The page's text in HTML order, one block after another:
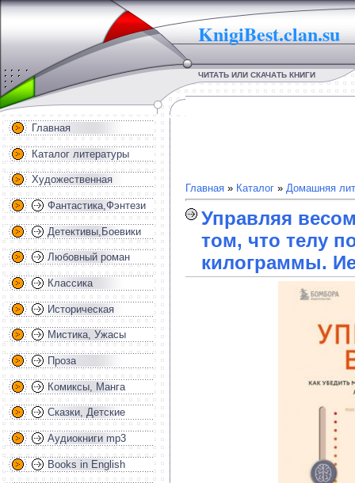
KnigiBest.clan.su
ЧИТАТЬ ИЛИ СКАЧАТЬ КНИГИ
Главная
Каталог литературы
Художественная
Фантастика,Фэнтези
Детективы,Боевики
Любовный роман
Классика
Историческая
Мистика, Ужасы
Проза
Комиксы, Манга
Сказки, Детские
Аудиокниги mp3
Books in English
Главная » Каталог » Домашняя
Управляя
том, что телу
килограммы.